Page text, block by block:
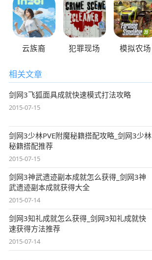
云族裔 犯罪现场 模拟农场
相关文章
剑网3飞狐面具成就快速模式打法攻略
2015-07-15
剑网3少林PVE附魔秘籍搭配攻略_剑网3少林
秘籍搭配推荐
2015-07-15
剑网3神武遗迹副本成就怎么获得_剑网3神
武遗迹副本成就获得大全
2015-07-14
剑网3知礼成就怎么获得_剑网3知礼成就快
速获得方法推荐
2015-07-14